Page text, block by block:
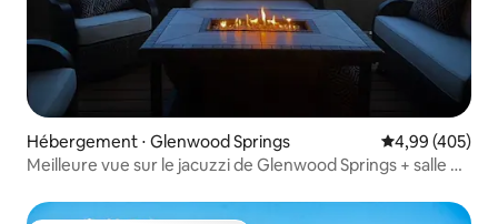
Hébergement ⋅ Glenwood Springs Évaluation
4,99 (405)
Meilleure vue sur le jacuzzi de Glenwood Springs + salle de